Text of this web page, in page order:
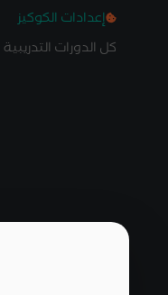
إعدادات الكوكيز
كل الدورات التدريبية